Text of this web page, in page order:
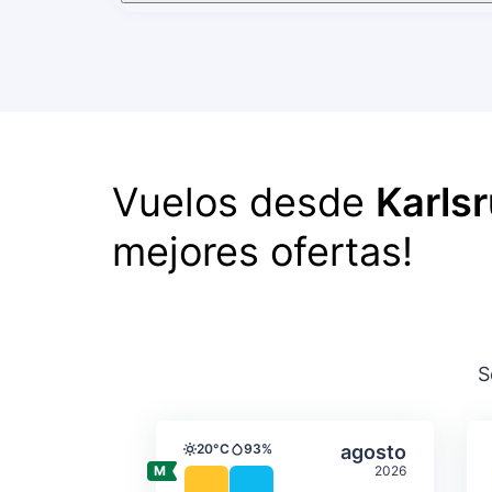
Vuelos desde
mejores ofertas!
agosto
2026
Temperatura y
Temperatura
20°CPrecipitación
93% Seleccionar